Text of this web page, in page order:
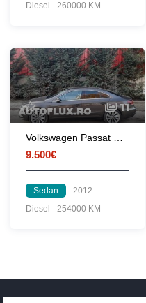
Diesel
260000 KM
11
9.500€
Sedan
2012
Diesel
254000 KM